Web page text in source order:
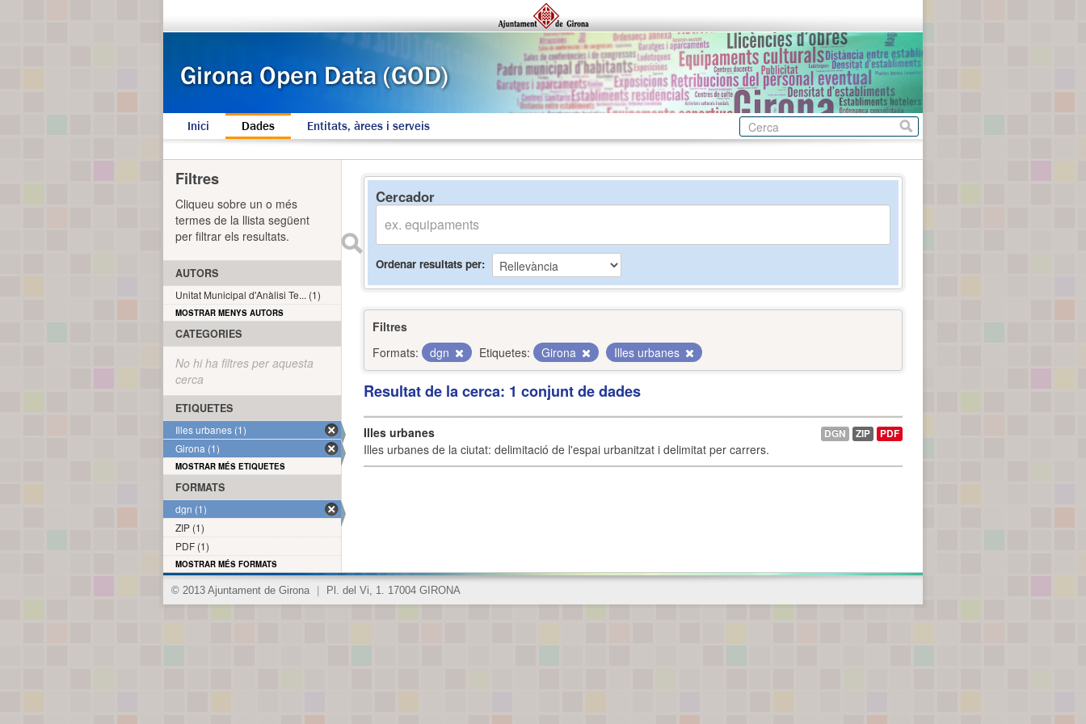
Inici Dades Entitats, àrees i serveis
Cercador
Ordenar resultats per
Filtres
Formats:
dgn Etiquetes: Girona Illes urbanes
Resultat de la cerca: 1 conjunt de dades
Illes urbanes
Illes urbanes de la ciutat: delimitació de l'espai urbanitzat i delimitat per carrers.
DGN ZIP PDF
Filtres
Cliqueu sobre un o més
termes de la llista següent
per filtrar els resultats.
AUTORS
Unitat Municipal d'Anàlisi Te... (1)
MOSTRAR MENYS AUTORS
CATEGORIES
No hi ha filtres per aquesta
cerca
ETIQUETES
Illes urbanes (1)
Girona (1)
MOSTRAR MÉS ETIQUETES
FORMATS
dgn (1)
ZIP (1)
PDF (1)
MOSTRAR MÉS FORMATS
© 2013 Ajuntament de Girona Pl. del Vi, 1. 17004 GIRONA